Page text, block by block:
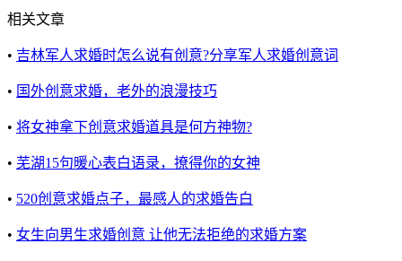
相关文章
• 吉林军人求婚时怎么说有创意?分享军人求婚创意词
• 国外创意求婚，老外的浪漫技巧
• 将女神拿下创意求婚道具是何方神物?
• 芜湖15句暖心表白语录，撩得你的女神
• 520创意求婚点子，最感人的求婚告白
• 女生向男生求婚创意 让他无法拒绝的求婚方案